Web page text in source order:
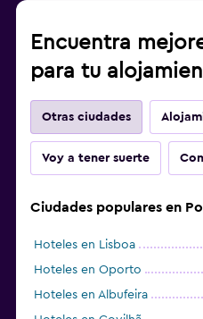
Encuentra
para tu
Otras ciudades
Voy a tener suerte
Ciudades populares en
Hoteles en Lisboa
Hoteles en Oporto
Hoteles en Albufeira